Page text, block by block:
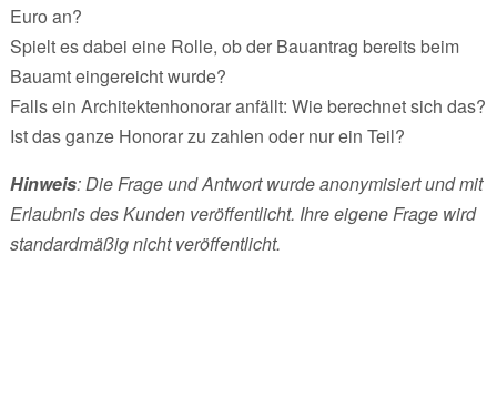
Euro an?
Spielt es dabei eine Rolle, ob der Bauantrag bereits beim
Bauamt eingereicht wurde?
Falls ein Architektenhonorar anfällt: Wie berechnet sich das?
Ist das ganze Honorar zu zahlen oder nur ein Teil?
Hinweis: Die Frage und Antwort wurde anonymisiert und mit
Erlaubnis des Kunden veröffentlicht. Ihre eigene Frage wird
standardmäßig nicht veröffentlicht.